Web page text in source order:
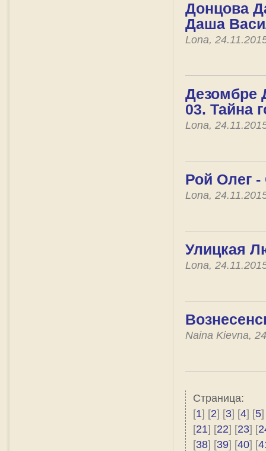
Донцова
Даша
Lona,
Дезомбре
03. Тайна
Lona,
Рой Олег -
Lona,
Улицкая
Lona,
Naina Kievna,
Страница:
[1] [2] [3] [4] [5]
[21] [22] [23] [
[38] [39] [40] [